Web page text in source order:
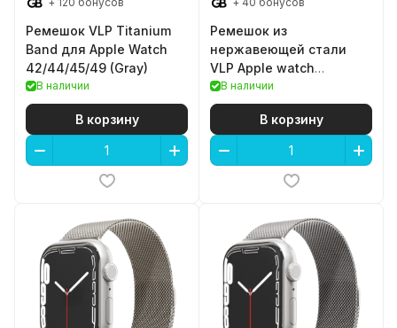
Ремешок VLP Titanium
Band для Apple Watch
42/44/45/49 (Gray)
В наличии
В корзину
Ремешок из
нержавеющей стали
VLP Apple watch
42/44/45mm (Black)
В наличии
В корзину